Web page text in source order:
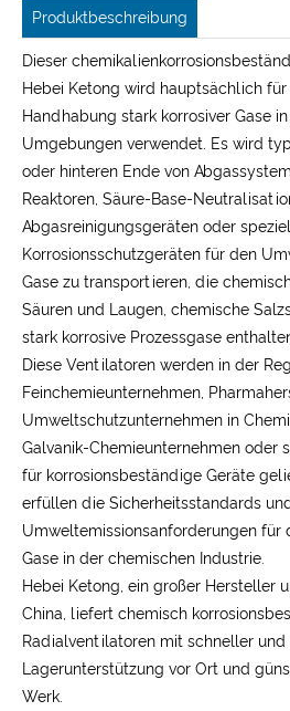
Produktbeschreibung
Dieser
Hebei Ketong wird hauptsächlich
Handhabung stark korrosiver Gase
Umgebungen verwendet. Es wird
oder hinteren Ende von
Reaktoren, Säure-Base-
Abgasreinigungsgeräten oder
Korrosionsschutzgeräten für den
Gase zu transportieren, die
Säuren und Laugen, chemische
stark korrosive Prozessgase
Diese Ventilatoren werden in der
Feinchemieunternehmen,
Umweltschutzunternehmen in
Galvanik-Chemieunternehmen oder
für korrosionsbeständige Geräte
erfüllen die Sicherheitsstandards und
Umweltemissionsanforderungen für
Gase in der chemischen Industrie.
Hebei Ketong, ein großer Hersteller
China, liefert chemisch
Radialventilatoren mit schneller und
Lagerunterstützung vor Ort und
Werk.